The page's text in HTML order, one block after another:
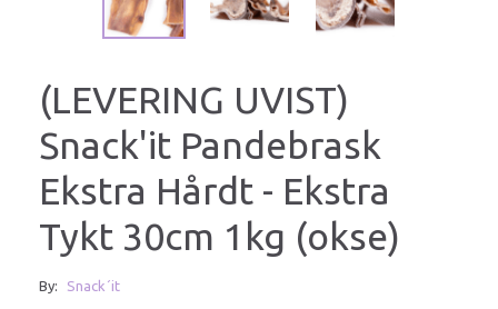
(LEVERING UVIST)
Snack'it Pandebrask
Ekstra Hårdt - Ekstra
Tykt 30cm 1kg (okse)
By: Snack´it